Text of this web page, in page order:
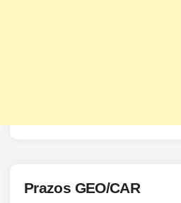
Prazos GEO/CAR